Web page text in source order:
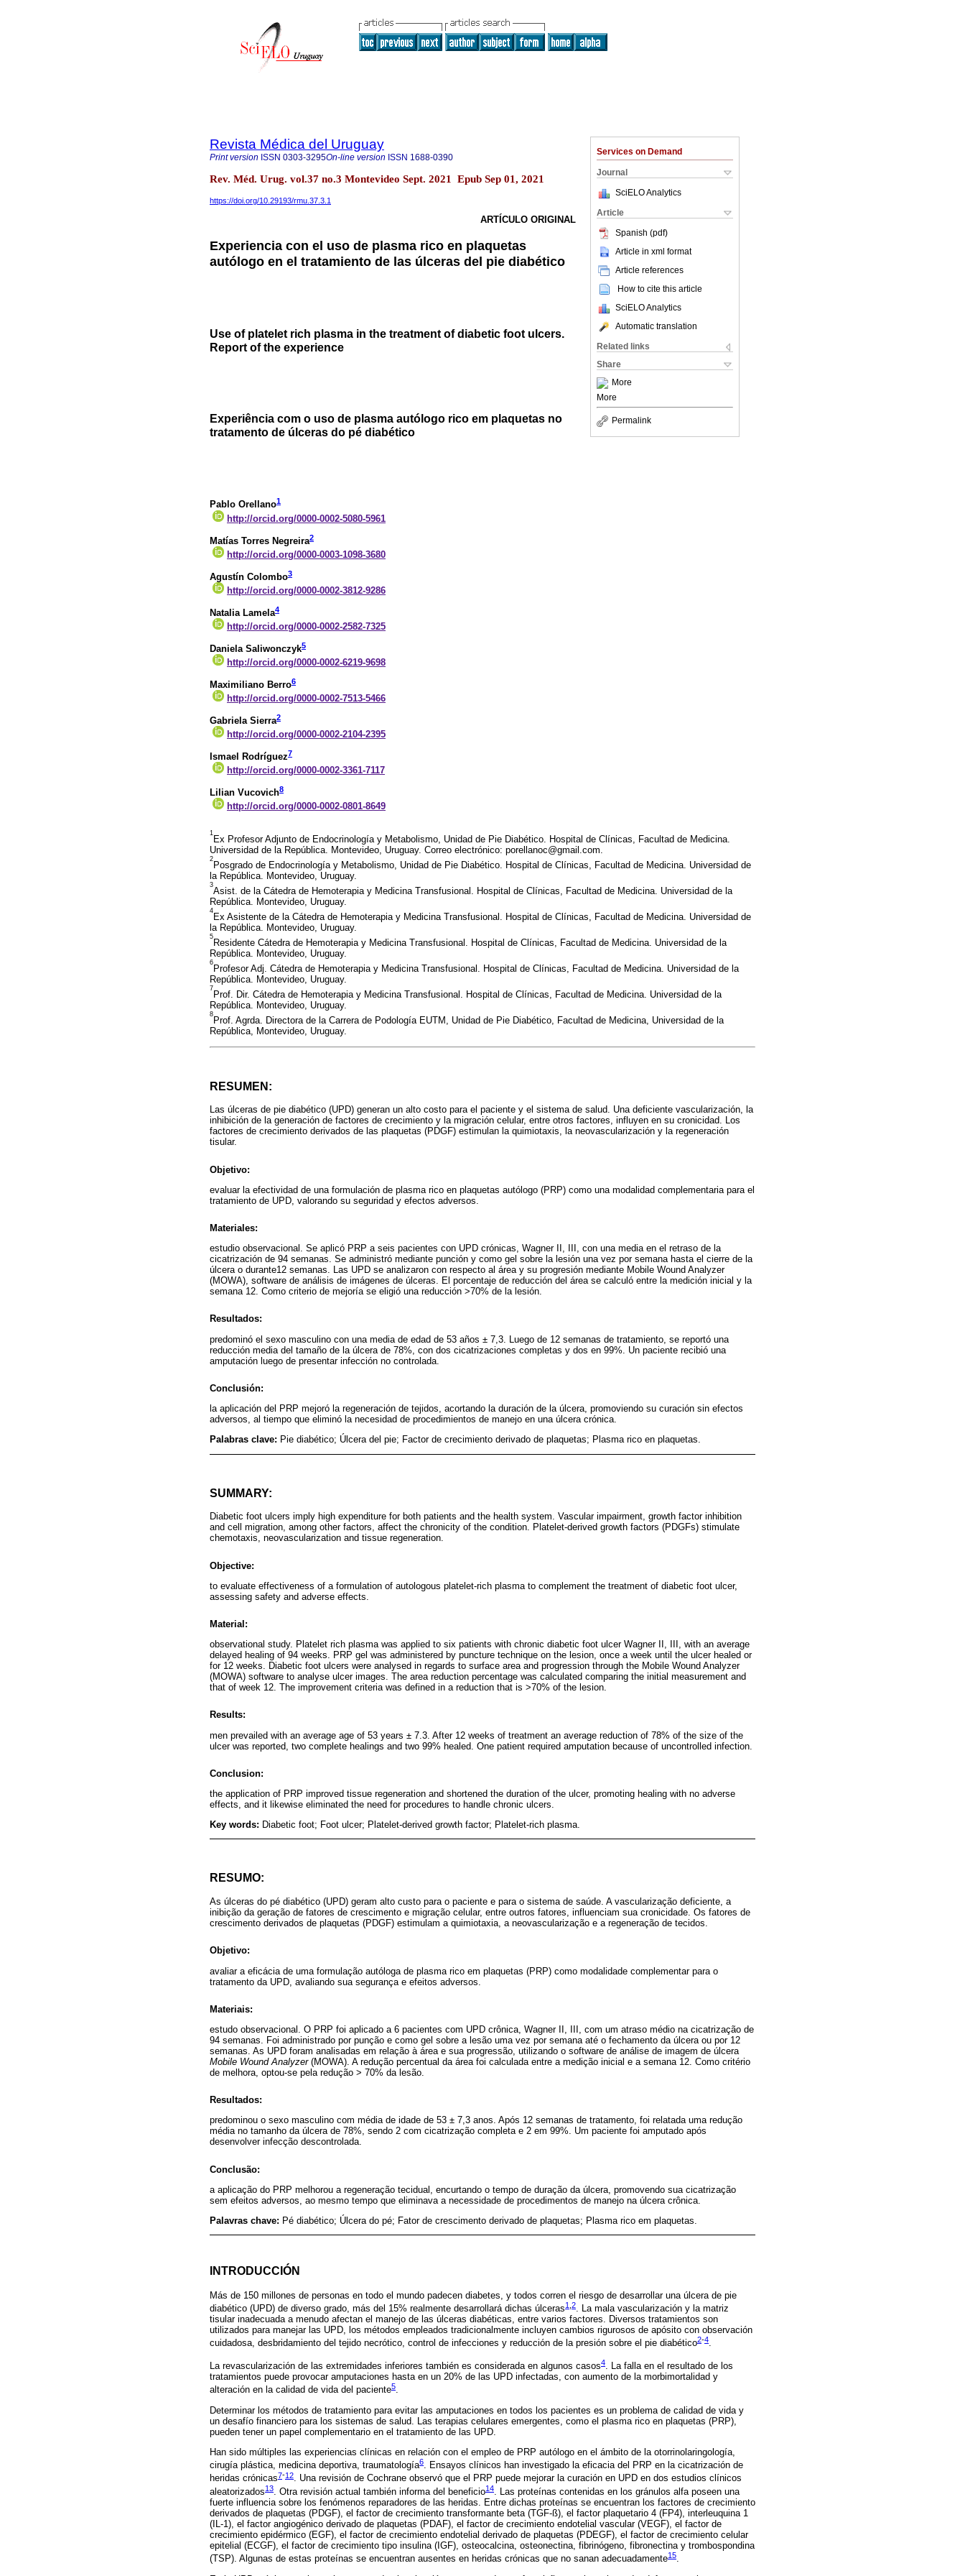
Services on Demand
Journal
SciELO Analytics
Article
Spanish (pdf)
Article in xml format
Article references
How to cite this article
SciELO Analytics
Automatic translation
Related links
Share
More
More
Permalink
Revista Médica del Uruguay
Print version ISSN 0303-3295On-line version ISSN 1688-0390
Rev. Méd. Urug. vol.37 no.3 Montevideo Sept. 2021 Epub Sep 01, 2021
https://doi.org/10.29193/rmu.37.3.1
ARTÍCULO ORIGINAL
Experiencia con el uso de plasma rico en plaquetas
autólogo en el tratamiento de las úlceras del pie diabético
Use of platelet rich plasma in the treatment of diabetic foot ulcers.
Report of the experience
Experiência com o uso de plasma autólogo rico em plaquetas no
tratamento de úlceras do pé diabético
Pablo Orellano1
http://orcid.org/0000-0002-5080-5961
Matías Torres Negreira2
http://orcid.org/0000-0003-1098-3680
Agustín Colombo3
http://orcid.org/0000-0002-3812-9286
Natalia Lamela4
http://orcid.org/0000-0002-2582-7325
Daniela Saliwonczyk5
http://orcid.org/0000-0002-6219-9698
Maximiliano Berro6
http://orcid.org/0000-0002-7513-5466
Gabriela Sierra2
http://orcid.org/0000-0002-2104-2395
Ismael Rodríguez7
http://orcid.org/0000-0002-3361-7117
Lilian Vucovich8
http://orcid.org/0000-0002-0801-8649
1
Ex Profesor Adjunto de Endocrinología y Metabolismo, Unidad de Pie Diabético. Hospital de Clínicas, Facultad de Medicina.
Universidad de la República. Montevideo, Uruguay. Correo electrónico: porellanoc@gmail.com.
2
Posgrado de Endocrinología y Metabolismo, Unidad de Pie Diabético. Hospital de Clínicas, Facultad de Medicina. Universidad de
la República. Montevideo, Uruguay.
3
Asist. de la Cátedra de Hemoterapia y Medicina Transfusional. Hospital de Clínicas, Facultad de Medicina. Universidad de la
República. Montevideo, Uruguay.
4
Ex Asistente de la Cátedra de Hemoterapia y Medicina Transfusional. Hospital de Clínicas, Facultad de Medicina. Universidad de
la República. Montevideo, Uruguay.
5
Residente Cátedra de Hemoterapia y Medicina Transfusional. Hospital de Clínicas, Facultad de Medicina. Universidad de la
República. Montevideo, Uruguay.
6
Profesor Adj. Cátedra de Hemoterapia y Medicina Transfusional. Hospital de Clínicas, Facultad de Medicina. Universidad de la
República. Montevideo, Uruguay.
7
Prof. Dir. Cátedra de Hemoterapia y Medicina Transfusional. Hospital de Clínicas, Facultad de Medicina. Universidad de la
República. Montevideo, Uruguay.
8
Prof. Agrda. Directora de la Carrera de Podología EUTM, Unidad de Pie Diabético, Facultad de Medicina, Universidad de la
República, Montevideo, Uruguay.
RESUMEN:
Las úlceras de pie diabético (UPD) generan un alto costo para el paciente y el sistema de salud. Una deficiente vascularización, la
inhibición de la generación de factores de crecimiento y la migración celular, entre otros factores, influyen en su cronicidad. Los
factores de crecimiento derivados de las plaquetas (PDGF) estimulan la quimiotaxis, la neovascularización y la regeneración
tisular.
Objetivo:
evaluar la efectividad de una formulación de plasma rico en plaquetas autólogo (PRP) como una modalidad complementaria para el
tratamiento de UPD, valorando su seguridad y efectos adversos.
Materiales:
estudio observacional. Se aplicó PRP a seis pacientes con UPD crónicas, Wagner II, III, con una media en el retraso de la
cicatrización de 94 semanas. Se administró mediante punción y como gel sobre la lesión una vez por semana hasta el cierre de la
úlcera o durante12 semanas. Las UPD se analizaron con respecto al área y su progresión mediante Mobile Wound Analyzer
(MOWA), software de análisis de imágenes de úlceras. El porcentaje de reducción del área se calculó entre la medición inicial y la
semana 12. Como criterio de mejoría se eligió una reducción >70% de la lesión.
Resultados:
predominó el sexo masculino con una media de edad de 53 años ± 7,3. Luego de 12 semanas de tratamiento, se reportó una
reducción media del tamaño de la úlcera de 78%, con dos cicatrizaciones completas y dos en 99%. Un paciente recibió una
amputación luego de presentar infección no controlada.
Conclusión:
la aplicación del PRP mejoró la regeneración de tejidos, acortando la duración de la úlcera, promoviendo su curación sin efectos
adversos, al tiempo que eliminó la necesidad de procedimientos de manejo en una úlcera crónica.
Palabras clave: Pie diabético; Úlcera del pie; Factor de crecimiento derivado de plaquetas; Plasma rico en plaquetas.
SUMMARY:
Diabetic foot ulcers imply high expenditure for both patients and the health system. Vascular impairment, growth factor inhibition
and cell migration, among other factors, affect the chronicity of the condition. Platelet-derived growth factors (PDGFs) stimulate
chemotaxis, neovascularization and tissue regeneration.
Objective:
to evaluate effectiveness of a formulation of autologous platelet-rich plasma to complement the treatment of diabetic foot ulcer,
assessing safety and adverse effects.
Material:
observational study. Platelet rich plasma was applied to six patients with chronic diabetic foot ulcer Wagner II, III, with an average
delayed healing of 94 weeks. PRP gel was administered by puncture technique on the lesion, once a week until the ulcer healed or
for 12 weeks. Diabetic foot ulcers were analysed in regards to surface area and progression through the Mobile Wound Analyzer
(MOWA) software to analyse ulcer images. The area reduction percentage was calculated comparing the initial measurement and
that of week 12. The improvement criteria was defined in a reduction that is >70% of the lesion.
Results:
men prevailed with an average age of 53 years ± 7.3. After 12 weeks of treatment an average reduction of 78% of the size of the
ulcer was reported, two complete healings and two 99% healed. One patient required amputation because of uncontrolled infection.
Conclusion:
the application of PRP improved tissue regeneration and shortened the duration of the ulcer, promoting healing with no adverse
effects, and it likewise eliminated the need for procedures to handle chronic ulcers.
Key words: Diabetic foot; Foot ulcer; Platelet-derived growth factor; Platelet-rich plasma.
RESUMO:
As úlceras do pé diabético (UPD) geram alto custo para o paciente e para o sistema de saúde. A vascularização deficiente, a
inibição da geração de fatores de crescimento e migração celular, entre outros fatores, influenciam sua cronicidade. Os fatores de
crescimento derivados de plaquetas (PDGF) estimulam a quimiotaxia, a neovascularização e a regeneração de tecidos.
Objetivo:
avaliar a eficácia de uma formulação autóloga de plasma rico em plaquetas (PRP) como modalidade complementar para o
tratamento da UPD, avaliando sua segurança e efeitos adversos.
Materiais:
estudo observacional. O PRP foi aplicado a 6 pacientes com UPD crônica, Wagner II, III, com um atraso médio na cicatrização de
94 semanas. Foi administrado por punção e como gel sobre a lesão uma vez por semana até o fechamento da úlcera ou por 12
semanas. As UPD foram analisadas em relação à área e sua progressão, utilizando o software de análise de imagem de úlcera
Mobile Wound Analyzer(MOWA). A redução percentual da área foi calculada entre a medição inicial e a semana 12. Como critério
de melhora, optou-se pela redução > 70% da lesão.
Resultados:
predominou o sexo masculino com média de idade de 53 ± 7,3 anos. Após 12 semanas de tratamento, foi relatada uma redução
média no tamanho da úlcera de 78%, sendo 2 com cicatrização completa e 2 em 99%. Um paciente foi amputado após
desenvolver infecção descontrolada.
Conclusão:
a aplicação do PRP melhorou a regeneração tecidual, encurtando o tempo de duração da úlcera, promovendo sua cicatrização
sem efeitos adversos, ao mesmo tempo que eliminava a necessidade de procedimentos de manejo na úlcera crônica.
Palavras chave: Pé diabético; Úlcera do pé; Fator de crescimento derivado de plaquetas; Plasma rico em plaquetas.
INTRODUCCIÓN
Más de 150 millones de personas en todo el mundo padecen diabetes, y todos corren el riesgo de desarrollar una úlcera de pie
diabético (UPD) de diverso grado, más del 15% realmente desarrollará dichas úlceras1 2. La mala vascularización y la matriz
tisular inadecuada a menudo afectan el manejo de las úlceras diabéticas, entre varios factores. Diversos tratamientos son
utilizados para manejar las UPD, los métodos empleados tradicionalmente incluyen cambios rigurosos de apósito con observación
cuidadosa, desbridamiento del tejido necrótico, control de infecciones y reducción de la presión sobre el pie diabético2-4.
La revascularización de las extremidades inferiores también es considerada en algunos casos4. La falla en el resultado de los
tratamientos puede provocar amputaciones hasta en un 20% de las UPD infectadas, con aumento de la morbimortalidad y
alteración en la calidad de vida del paciente5.
Determinar los métodos de tratamiento para evitar las amputaciones en todos los pacientes es un problema de calidad de vida y
un desafío financiero para los sistemas de salud. Las terapias celulares emergentes, como el plasma rico en plaquetas (PRP),
pueden tener un papel complementario en el tratamiento de las UPD.
Han sido múltiples las experiencias clínicas en relación con el empleo de PRP autólogo en el ámbito de la otorrinolaringología,
cirugía plástica, medicina deportiva, traumatología6. Ensayos clínicos han investigado la eficacia del PRP en la cicatrización de
heridas crónicas7-12. Una revisión de Cochrane observó que el PRP puede mejorar la curación en UPD en dos estudios clínicos
aleatorizados13 . Otra revisión actual también informa del beneficio14
. Las proteínas contenidas en los gránulos alfa poseen una
fuerte influencia sobre los fenómenos reparadores de las heridas. Entre dichas proteínas se encuentran los factores de crecimiento
derivados de plaquetas (PDGF), el factor de crecimiento transformante beta (TGF-ß), el factor plaquetario 4 (FP4), interleuquina 1
(IL-1), el factor angiogénico derivado de plaquetas (PDAF), el factor de crecimiento endotelial vascular (VEGF), el factor de
crecimiento epidérmico (EGF), el factor de crecimiento endotelial derivado de plaquetas (PDEGF), el factor de crecimiento celular
epitelial (ECGF), el factor de crecimiento tipo insulina (IGF), osteocalcina, osteonectina, fibrinógeno, fibronectina y trombospondina
(TSP). Algunas de estas proteínas se encuentran ausentes en heridas crónicas que no sanan adecuadamente15.